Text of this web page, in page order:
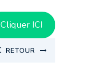
Cliquer ICI
RETOUR